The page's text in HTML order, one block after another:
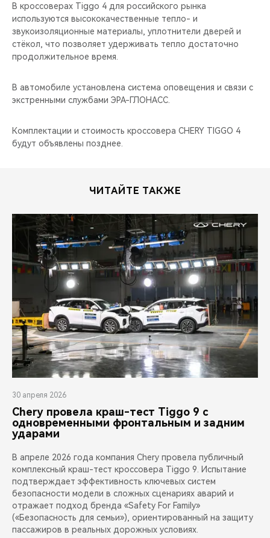
В кроссоверах Tiggo 4 для российского рынка
используются высококачественные тепло- и
звукоизоляционные материалы, уплотнители дверей и
стёкол, что позволяет удерживать тепло достаточно
продолжительное время.
В автомобиле установлена система оповещения и связи с
экстренными службами ЭРА-ГЛОНАСС.
Комплектации и стоимость кроссовера CHERY TIGGO 4
будут объявлены позднее.
ЧИТАЙТЕ ТАКЖЕ
30 апреля 2026
Chery провела краш-тест Tiggo 9 с
одновременными фронтальным и задним
ударами
В апреле 2026 года компания Chery провела публичный
комплексный краш-тест кроссовера Tiggo 9. Испытание
подтверждает эффективность ключевых систем
безопасности модели в сложных сценариях аварий и
отражает подход бренда «Safety For Family»
(«Безопасность для семьи»), ориентированный на защиту
пассажиров в реальных дорожных условиях.